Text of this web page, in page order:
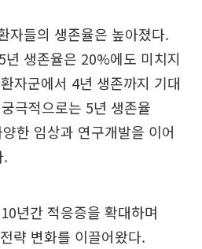
자들의 생존율은 높아졌다.
생존율은 20%에도 미치지
자군에서 4년 생존까지 기대
극적으로는 5년 생존율
한 임상과 연구개발을 이어
.
년간 적응증을 확대하며
략 변화를 이끌어왔다.